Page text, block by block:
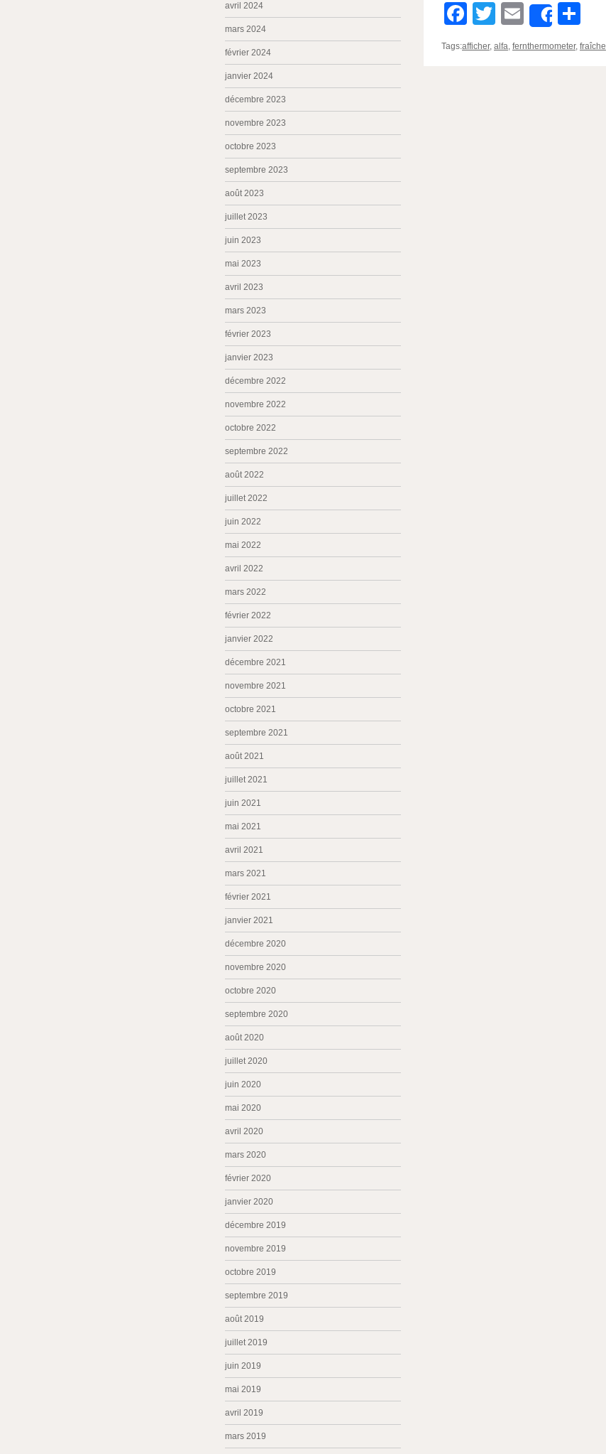
Facebook
TwitterEmailShare
Tags:afficher, alfa, fernthermometer, fraîche
avril 2024
mars 2024
février 2024
janvier 2024
décembre 2023
novembre 2023
octobre 2023
septembre 2023
août 2023
juillet 2023
juin 2023
mai 2023
avril 2023
mars 2023
février 2023
janvier 2023
décembre 2022
novembre 2022
octobre 2022
septembre 2022
août 2022
juillet 2022
juin 2022
mai 2022
avril 2022
mars 2022
février 2022
janvier 2022
décembre 2021
novembre 2021
octobre 2021
septembre 2021
août 2021
juillet 2021
juin 2021
mai 2021
avril 2021
mars 2021
février 2021
janvier 2021
décembre 2020
novembre 2020
octobre 2020
septembre 2020
août 2020
juillet 2020
juin 2020
mai 2020
avril 2020
mars 2020
février 2020
janvier 2020
décembre 2019
novembre 2019
octobre 2019
septembre 2019
août 2019
juillet 2019
juin 2019
mai 2019
avril 2019
mars 2019